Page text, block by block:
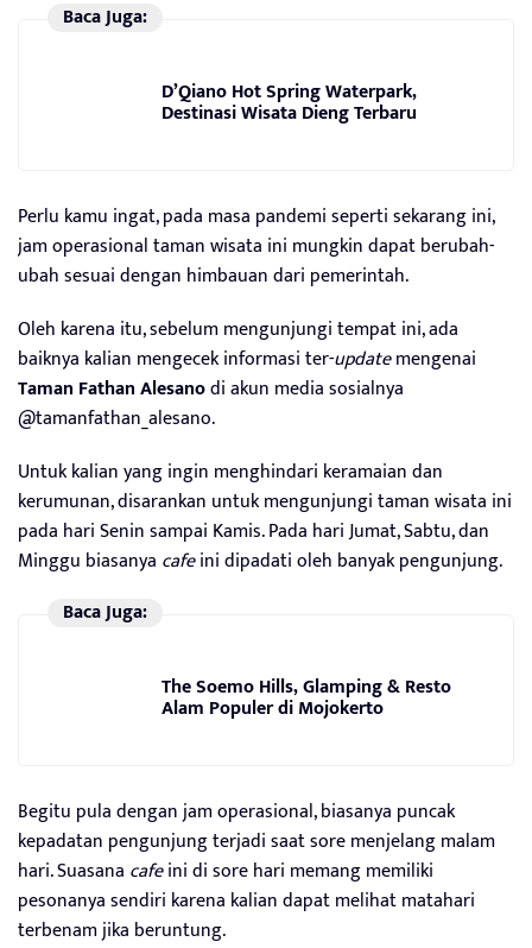
Baca Juga:
D’Qiano Hot Spring Waterpark,
Destinasi Wisata Dieng Terbaru
Perlu kamu ingat, pada masa pandemi seperti sekarang ini,
jam operasional taman wisata ini mungkin dapat berubah-
ubah sesuai dengan himbauan dari pemerintah.
Oleh karena itu, sebelum mengunjungi tempat ini, ada
baiknya kalian mengecek informasi ter-updatemengenai
Taman Fathan Alesanodi akun media sosialnya
@tamanfathan_alesano.
Untuk kalian yang ingin menghindari keramaian dan
kerumunan, disarankan untuk mengunjungi taman wisata ini
pada hari Senin sampai Kamis. Pada hari Jumat, Sabtu, dan
Minggu biasanya cafeini dipadati oleh banyak pengunjung.
Baca Juga:
The Soemo Hills, Glamping & Resto
Alam Populer di Mojokerto
Begitu pula dengan jam operasional, biasanya puncak
kepadatan pengunjung terjadi saat sore menjelang malam
hari. Suasana cafeini di sore hari memang memiliki
pesonanya sendiri karena kalian dapat melihat matahari
terbenam jika beruntung.